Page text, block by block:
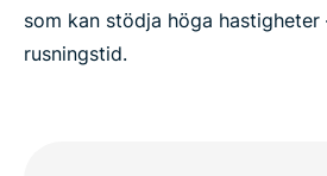
som kan stödja höga hastigheter
rusningstid.